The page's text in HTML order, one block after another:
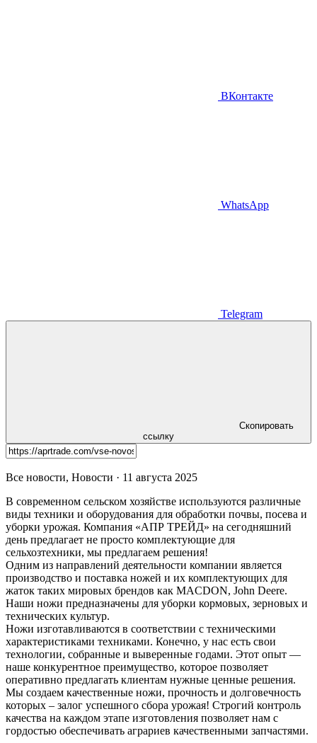
ВКонтакте
WhatsApp
Telegram
Скопировать
ссылку
Все новости, Новости · 11 августа 2025
В современном сельском хозяйстве используются различные
виды техники и оборудования для обработки почвы, посева и
уборки урожая. Компания «АПР ТРЕЙД» на сегодняшний
день предлагает не просто комплектующие для
сельхозтехники, мы предлагаем решения!
Одним из направлений деятельности компании является
производство и поставка ножей и их комплектующих для
жаток таких мировых брендов как MACDON, John Deere.
Наши ножи предназначены для уборки кормовых, зерновых и
технических культур.
Ножи изготавливаются в соответствии с техническими
характеристиками техниками. Конечно, у нас есть свои
технологии, собранные и выверенные годами. Этот опыт —
наше конкурентное преимущество, которое позволяет
оперативно предлагать клиентам нужные ценные решения.
Мы создаем качественные ножи, прочность и долговечность
которых – залог успешного сбора урожая! Строгий контроль
качества на каждом этапе изготовления позволяет нам с
гордостью обеспечивать аграриев качественными запчастями.